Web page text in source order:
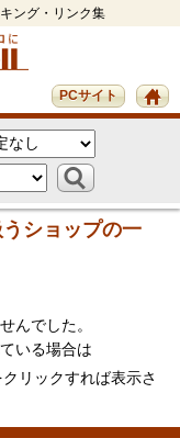
ング・リンク集
PCサイト
ショップの一
んでした。
いる場合は
リックすれば表示さ